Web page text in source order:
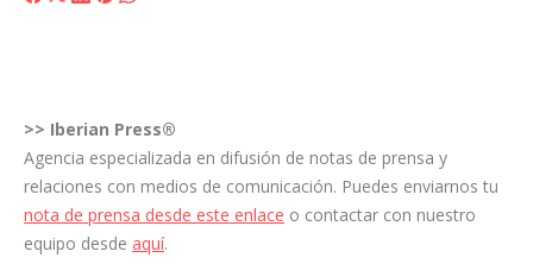
>> Iberian Press®
Agencia especializada en difusión de notas de prensa y
relaciones con medios de comunicación. Puedes enviarnos tu
nota de prensa desde este enlace o contactar con nuestro
equipo desde aquí.